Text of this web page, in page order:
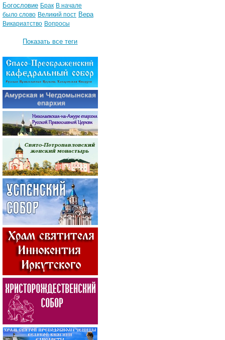
Богословие Брак В начале
было слово Великий пост Вера
Викариатство Вопросы
Показать все теги